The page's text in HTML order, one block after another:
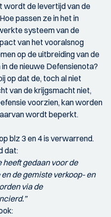
wordt de levertijd van de
passen ze in het in
systeem van de
van het vooralsnog
op de uitbreiding van de
de nieuwe Defensienota?
op dat de, toch al niet
van de krijgsmacht niet,
voorzien, kan worden
wordt beperkt.
blz 3 en 4 is verwarrend.
dat:
heeft gedaan voor de
de gemiste verkoop- en
via de